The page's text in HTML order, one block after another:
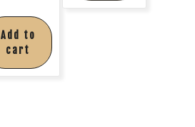
Add to
cart